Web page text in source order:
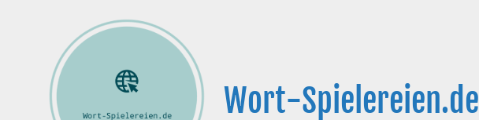
Wort-Spielereien.de